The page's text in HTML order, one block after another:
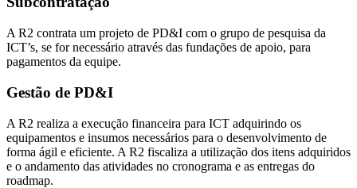
A R2 contrata um projeto de PD&I com o grupo de pesquisa da
ICT’s, se for necessário através das fundações de apoio, para
pagamentos da equipe.
Gestão de PD&I
A R2 realiza a execução financeira para ICT adquirindo os
equipamentos e insumos necessários para o desenvolvimento de
forma ágil e eficiente. A R2 fiscaliza a utilização dos itens adquiridos
e o andamento das atividades no cronograma e as entregas do
roadmap.